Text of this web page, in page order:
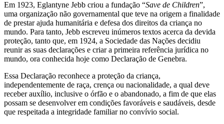
Em 1923, Eglantyne Jebb criou a fundação “Save de Children”,
uma organização não governamental que teve na origem a finalidade
de prestar ajuda humanitária e defesa dos direitos da criança no
mundo. Para tanto, Jebb escreveu inúmeros textos acerca da devida
proteção, tanto que, em 1924, a Sociedade das Nações decidiu
reunir as suas declarações e criar a primeira referência jurídica no
mundo, ora conhecida hoje como Declaração de Genebra.
Essa Declaração reconhece a proteção da criança,
independentemente de raça, crença ou nacionalidade, a qual deve
receber auxílio, inclusive o órfão e o abandonado, a fim de que elas
possam se desenvolver em condições favoráveis e saudáveis, desde
que respeitada a integridade familiar no convívio social.